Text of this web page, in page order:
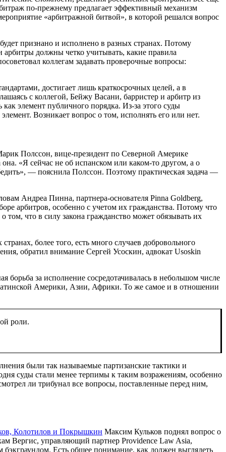
по-прежнему предлагает эффективный механизм
«арбитражной битвой», в которой решался вопрос
признано и исполнено в разных странах. Потому
должны четко учитывать, какие правила
коллегам задавать проверочные вопросы:
достигает лишь краткосрочных целей, а в
с коллегой, Бейжу Васани, барристер и арбитр из
элемент публичного порядка. Из-за этого суды
Возникает вопрос о том, исполнять его или нет.
Полссон, вице-президент по Северной Америке
«Я сейчас не об испанском или каком-то другом, а о
— пояснила Полссон. Поэтому практическая задача —
Андреа Пинна, партнера-основателя Pinna Goldberg,
арбитров, особенно с учетом их гражданства. Потому что
что в силу закона гражданство может обязывать их
более того, есть много случаев добровольного
обратил внимание Сергей Усоскин, адвокат Usoskin
за исполнение сосредотачивалась в небольшом числе
Америки, Азии, Африки. То же самое и в отношении
роли.
были так называемые партизанские тактики и
суды стали менее терпимы к таким возражениям, особенно
ли трибунал все вопросы, поставленные перед ним,
Колотилов и Покрышкин Максим Кульков поднял вопрос о
Вергис, управляющий партнер Providence Law Asia,
бэкграундом. Есть общее понимание, как должен выглядеть